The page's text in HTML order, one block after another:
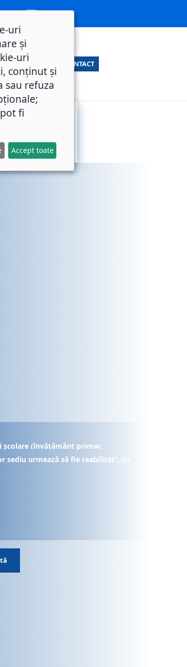
CONTACT
(învățământ primar,
urmează să fie reabilitat”, cu
uri
și
uri
conținut și
sau refuza
fi
Accept toate